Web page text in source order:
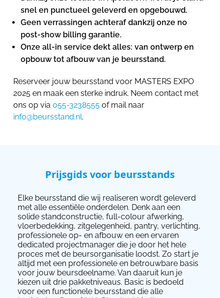
snel en punctueel geleverd en opgebouwd.
Geen verrassingen achteraf dankzij onze no
post-show billing garantie.
Onze all-in service dekt alles: van ontwerp en
opbouw tot afbouw van je beursstand.
Reserveer jouw beursstand voor MASTERS EXPO
2025 en maak een sterke indruk. Neem contact met
ons op via 055-3238555 of mail naar
info@beursstand.nl.
Prijsgids voor beursstands
Elke beursstand die wij realiseren wordt geleverd
met alle essentiële onderdelen. Denk aan een
solide standconstructie, full-colour afwerking,
vloerbedekking, zitgelegenheid, pantry, verlichting,
professionele op- en afbouw en een ervaren
dedicated projectmanager die je door het hele
proces met de beursorganisatie loodst. Zo start je
altijd met een professionele en betrouwbare basis
voor jouw beursdeelname. Van daaruit kun je
kiezen uit drie pakketniveaus. Basic is bedoeld
voor een functionele beursstand die alle